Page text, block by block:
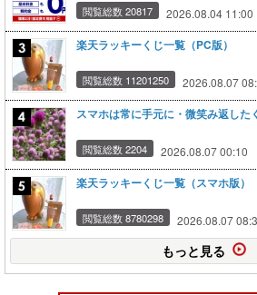
閲覧総数 20817 2026.08.04 11:00
楽天ラッキーくじ一覧（PC版）
閲覧総数 11201250 2026.08.07
スマホは常に手元に・微笑み返した
閲覧総数 2204 2026.08.07 00:10
楽天ラッキーくじ一覧（スマホ版）
閲覧総数 8780298 2026.08.07
もっと見る